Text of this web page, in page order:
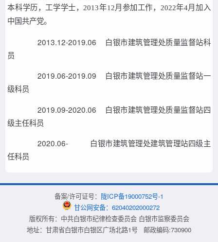
本科学历，工学学士， 2013年12月参加工作，2022年4月加入
中国共产党。
2013.12-2019.06 白银市建筑管理处质量监督站科
员
2019.06-2019.09 白银市建筑管理处质量监督站一
级科员
2019.09-2020.06 白银市建筑管理处质量监督站四
级主任科员
2020.06- 白银市建筑管理处建筑管理站四级主
任科员
备案/许可证号： 陇ICP备19000752号-1
甘公网安备：62040202000272
版权所有：中共白银市纪律检查委员会 白银市监察委员会
地址：甘肃省白银市白银区广场北路1号 邮政编码:730900